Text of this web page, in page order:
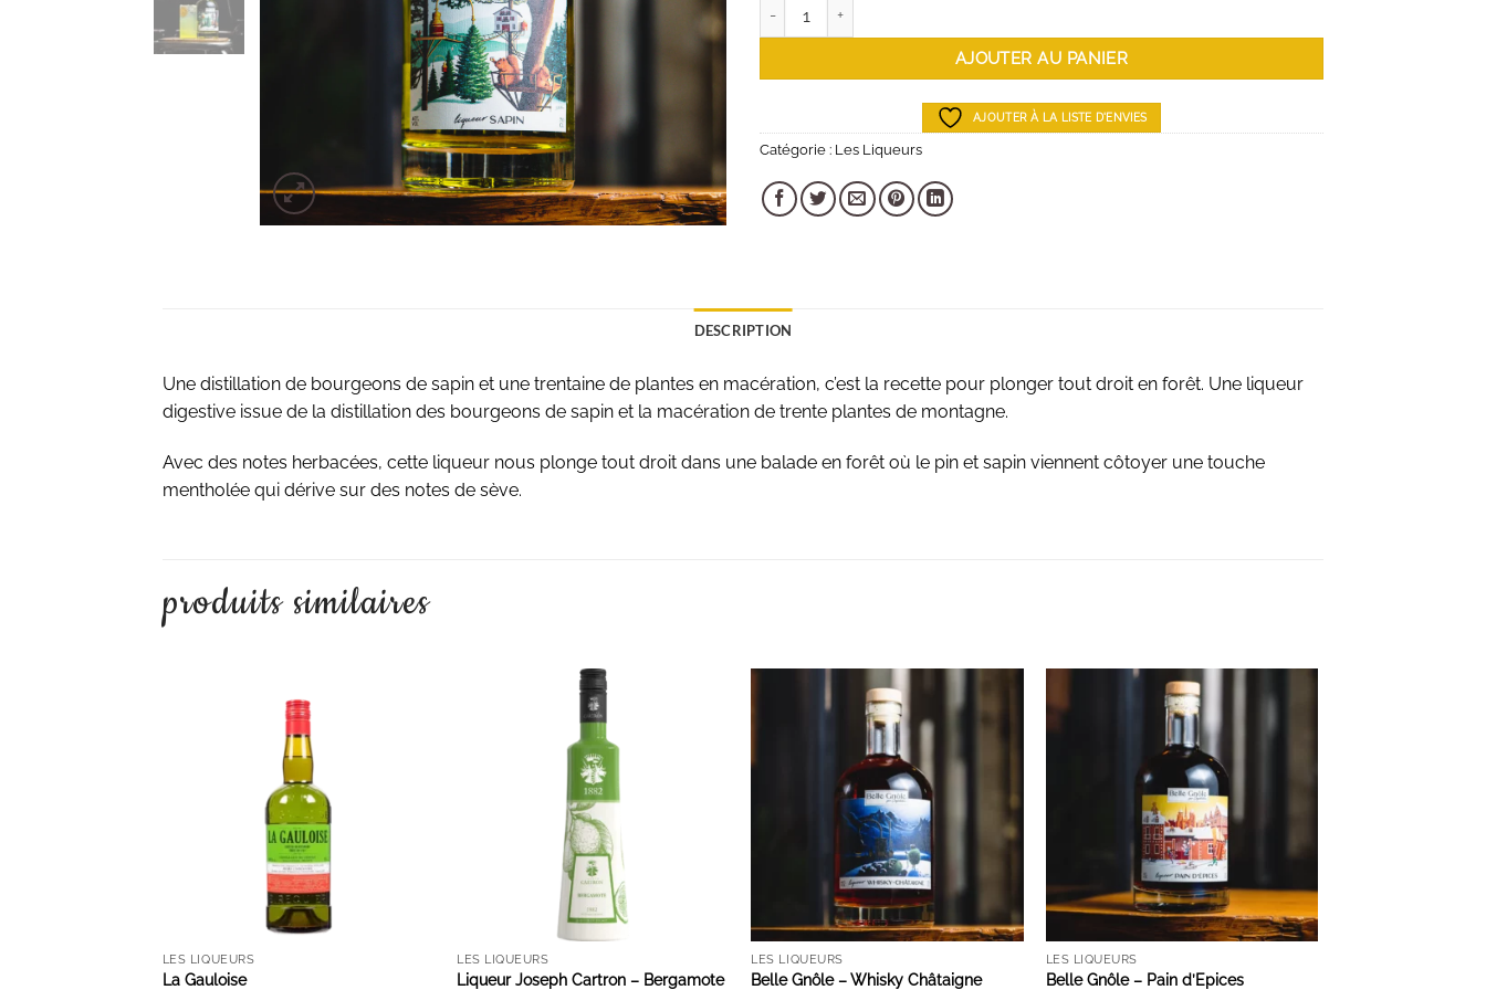
AJOUTER AU PANIER
AJOUTER À LA LISTE D'ENVIES
Catégorie : Les Liqueurs
DESCRIPTION
Une distillation de bourgeons de sapin et une trentaine de plantes en macération, c’est la recette pour plonger tout droit en forêt. Une liqueur
digestive issue de la distillation des bourgeons de sapin et la macération de trente plantes de montagne.
Avec des notes herbacées, cette liqueur nous plonge tout droit dans une balade en forêt où le pin et sapin viennent côtoyer une touche
mentholée qui dérive sur des notes de sève.
produits similaires
AJOUTER À LA LISTE D'ENVIES
LES LIQUEURS
La Gauloise
AJOUTER À LA LISTE D'ENVIES
LES LIQUEURS
Liqueur Joseph Cartron – Bergamote
AJOUTER À LA LISTE D'ENVIES
LES LIQUEURS
Belle Gnôle – Whisky Châtaigne
AJOUTER À LA LISTE D'ENVIES
LES LIQUEURS
Belle Gnôle – Pain d’Epices